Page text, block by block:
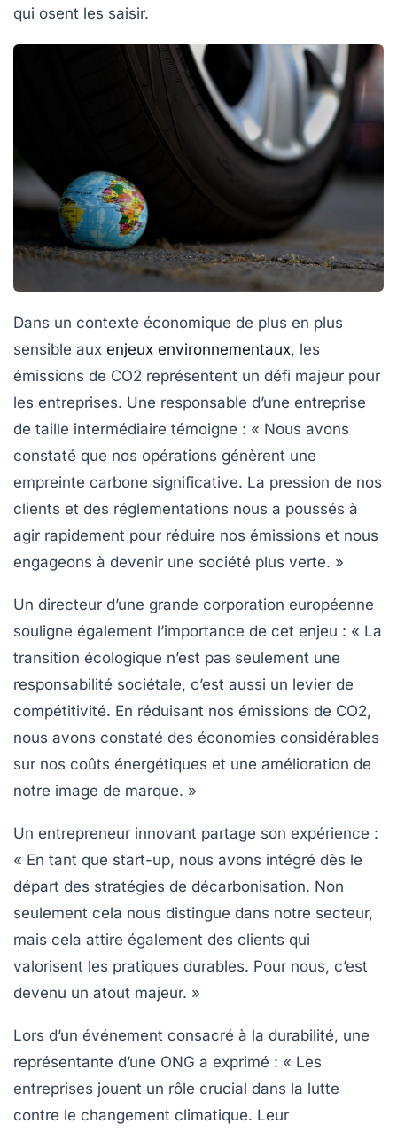
qui osent les saisir.
Dans un contexte économique de plus en plus
sensible aux enjeux environnementaux, les
émissions de CO2 représentent un défi majeur pour
les entreprises. Une responsable d’une entreprise
de taille intermédiaire témoigne : « Nous avons
constaté que nos opérations génèrent une
empreinte carbone significative. La pression de nos
clients et des réglementations nous a poussés à
agir rapidement pour réduire nos émissions et nous
engageons à devenir une société plus verte. »
Un directeur d’une grande corporation européenne
souligne également l’importance de cet enjeu : « La
transition écologique n’est pas seulement une
responsabilité sociétale, c’est aussi un levier de
compétitivité. En réduisant nos émissions de CO2,
nous avons constaté des économies considérables
sur nos coûts énergétiques et une amélioration de
notre image de marque. »
Un entrepreneur innovant partage son expérience :
« En tant que start-up, nous avons intégré dès le
départ des stratégies de décarbonisation. Non
seulement cela nous distingue dans notre secteur,
mais cela attire également des clients qui
valorisent les pratiques durables. Pour nous, c’est
devenu un atout majeur. »
Lors d’un événement consacré à la durabilité, une
représentante d’une ONG a exprimé : « Les
entreprises jouent un rôle crucial dans la lutte
contre le changement climatique. Leur